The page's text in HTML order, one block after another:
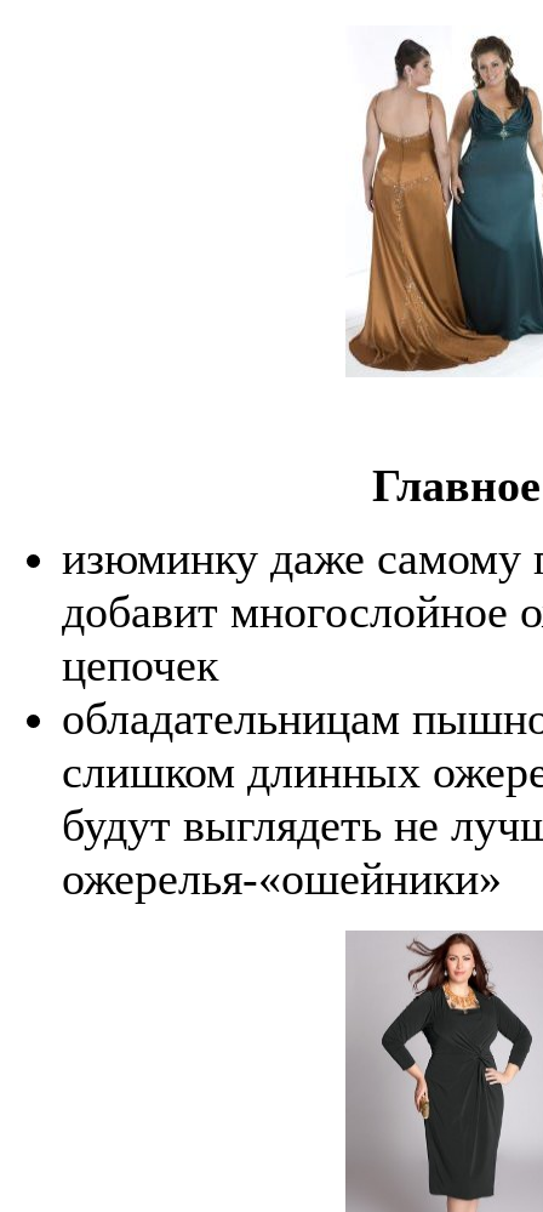
изюминку даже самому
добавит многослойное
цепочек
обладательницам
слишком длинных
будут выглядеть не
ожерелья-«ошейники»